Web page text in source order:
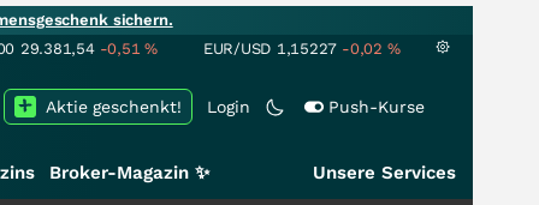
sichern.
29.381,54 -0,51% EUR/USD 1,15227 -0,02 %
Login Push-Kurse
Aktie geschenkt!
Broker-Magazin ✨ Unsere Services